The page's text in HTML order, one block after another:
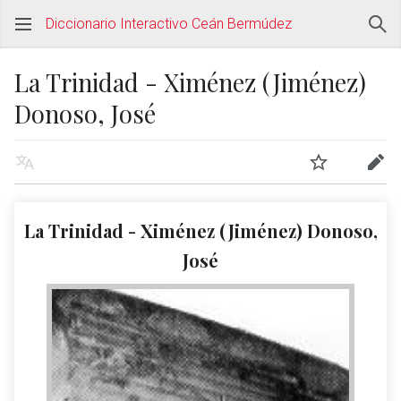
Diccionario Interactivo Ceán Bermúdez
La Trinidad - Ximénez (Jiménez)
Donoso, José
La Trinidad - Ximénez (Jiménez) Donoso,
José